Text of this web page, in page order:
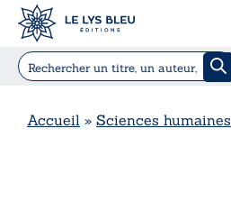
Accueil » Sciences humaines